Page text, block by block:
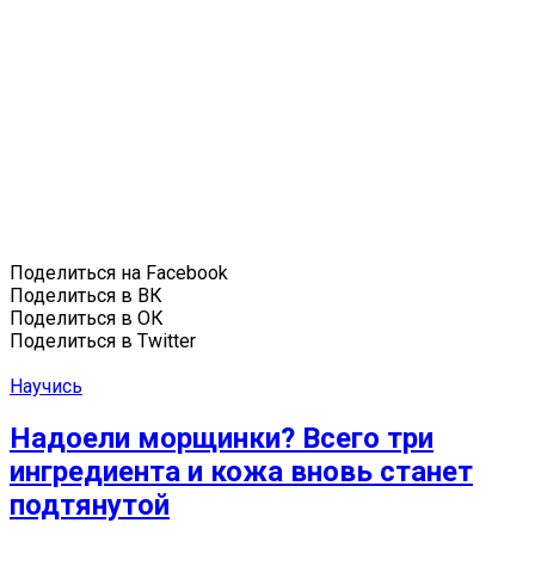
Поделиться на Facebook
Поделиться в ВК
Поделиться в ОК
Поделиться в Twitter
Научись
Надоели морщинки? Всего три
ингредиента и кожа вновь станет
подтянутой